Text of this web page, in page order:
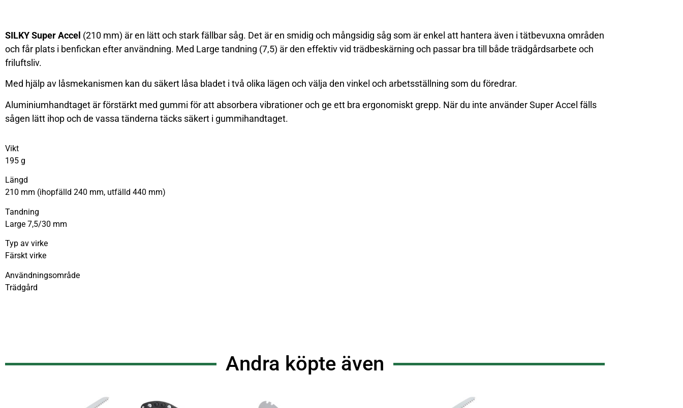
SILKY Super Accel (210 mm) är en lätt och stark fällbar såg. Det är en smidig och mångsidig såg som är enkel att hantera även i tätbevuxna områden
och får plats i benfickan efter användning. Med Large tandning (7,5) är den effektiv vid trädbeskärning och passar bra till både trädgårdsarbete och
friluftsliv.
Med hjälp av låsmekanismen kan du säkert låsa bladet i två olika lägen och välja den vinkel och arbetsställning som du föredrar.
Aluminiumhandtaget är förstärkt med gummi för att absorbera vibrationer och ge ett bra ergonomiskt grepp. När du inte använder Super Accel fälls
sågen lätt ihop och de vassa tänderna täcks säkert i gummihandtaget.
Vikt
195 g
Längd
210 mm (ihopfälld 240 mm, utfälld 440 mm)
Tandning
Large 7,5/30 mm
Typ av virke
Färskt virke
Användningsområde
Trädgård
Andra köpte även